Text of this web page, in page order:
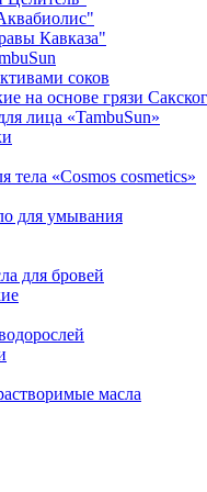
Кавказа"
соков
на основе грязи
лица «TambuSun»
тела «Cosmos cosmetics»
для умывания
для бровей
масла